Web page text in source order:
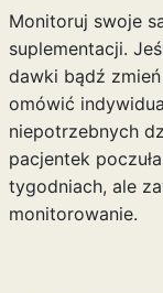
Monitoruj swoje
suplementacji.
dawki bądź
omówić
niepotrzebnych
pacjentek
tygodniach, ale
monitorowanie.